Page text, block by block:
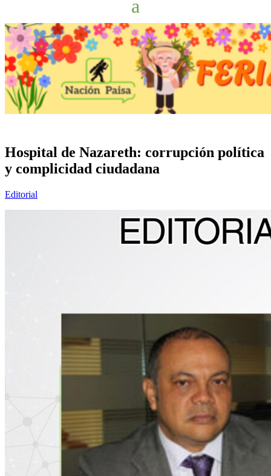
Hospital de Nazareth: corrupción política
y complicidad ciudadana
Editorial